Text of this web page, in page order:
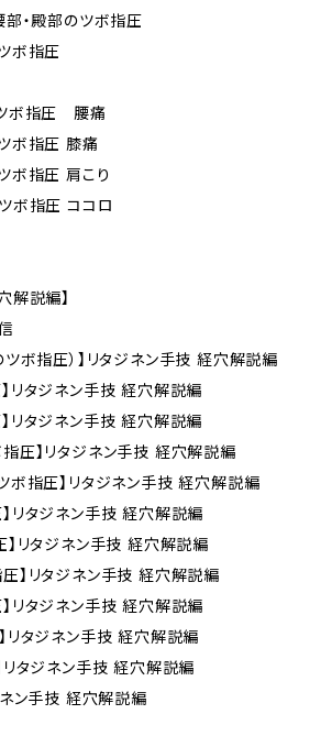
部・殿部のツボ指圧
ボ指圧
ツボ指圧 腰痛
ボ指圧 膝痛
ボ指圧 肩こり
ボ指圧 ココロ
解説編】
ツボ指圧）】リタジネン手技 経穴解説編
リタジネン手技 経穴解説編
リタジネン手技 経穴解説編
圧】リタジネン手技 経穴解説編
ボ指圧】リタジネン手技 経穴解説編
リタジネン手技 経穴解説編
リタジネン手技 経穴解説編
】リタジネン手技 経穴解説編
リタジネン手技 経穴解説編
リタジネン手技 経穴解説編
リタジネン手技 経穴解説編
ネン手技 経穴解説編